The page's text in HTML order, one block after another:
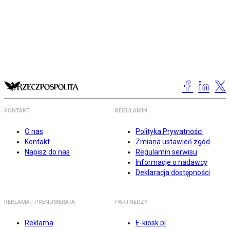
KONTAKT
O nas
Kontakt
Napisz do nas
REGULAMIN
Polityka Prywatności
Zmiana ustawień zgód
Regulamin serwisu
Informacje o nadawcy
Deklaracja dostępności
REKLAMA I PRENUMERATA
Reklama
PARTNERZY
E-kiosk.pl